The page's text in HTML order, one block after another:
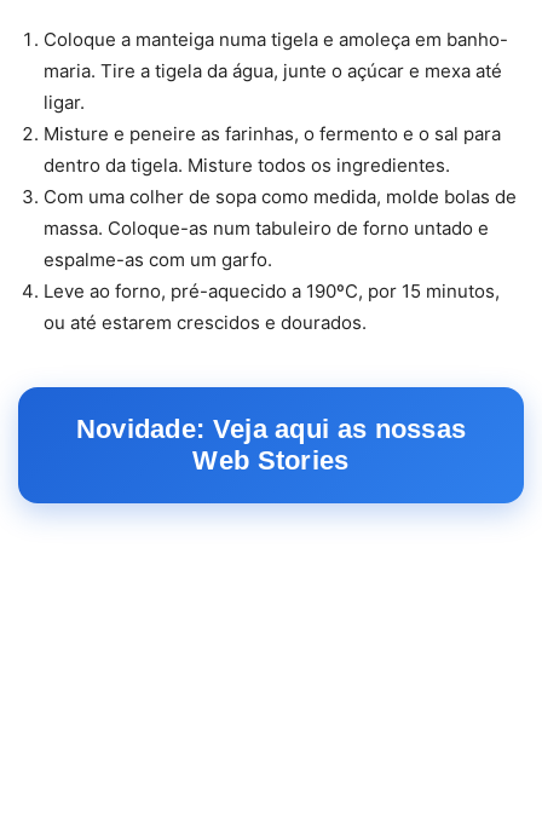
Coloque a manteiga numa tigela e amoleça em banho-
maria. Tire a tigela da água, junte o açúcar e mexa até
ligar.
Misture e peneire as farinhas, o fermento e o sal para
dentro da tigela. Misture todos os ingredientes.
Com uma colher de sopa como medida, molde bolas de
massa. Coloque-as num tabuleiro de forno untado e
espalme-as com um garfo.
Leve ao forno, pré-aquecido a 190ºC, por 15 minutos,
ou até estarem crescidos e dourados.
Novidade: Veja aqui as nossas
Web Stories